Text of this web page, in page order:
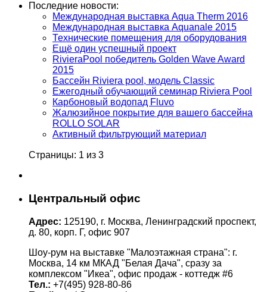
Последние новости:
Международная выставка Aqua Therm 2016
Международная выставка Aquanale 2015
Технические помещения для оборудования
Ещё один успешный проект
RivieraPool победитель Golden Wave Award
2015
Бассейн Riviera pool, модель Classic
Ежегодный обучающий семинар Riviera Pool
Карбоновый водопад Fluvo
Жалюзийное покрытие для вашего бассейна
ROLLO SOLAR
Активный фильтрующий материал
Страницы: 1 из 3
Центральный офис
Адрес: 125190, г. Москва, Ленинградский проспект,
д. 80, корп. Г, офис 907
Шоу-рум на выставке "Малоэтажная страна": г.
Москва, 14 км МКАД "Белая Дача", сразу за
комплексом "Икеа", офис продаж - коттедж #6
Тел.: +7(495) 928-80-86